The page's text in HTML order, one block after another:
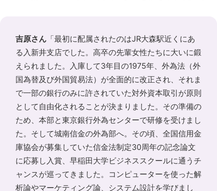
吉原さん 「最初に配属されたのはJR大森駅近くにあ
る入新井支店でした。高卒の先輩女性たちに大いに鍛
えられました。入庫して3年目の1975年、外為法（外
国為替及び外国貿易法）が全面的に改正され、それま
で一部の銀行のみに許されていた対外資本取引が原則
として自由化されることが決まりました。その準備の
ため、本部と東京銀行外為センターで研修を受けまし
た。そして城南信金の外為部へ。その頃、全国信用金
庫協会が募集していた信金法制定30周年の記念論文
に応募し入賞、早稲田大学ビジネススクールに通うチ
ャンスが巡ってきました。コンピューターを使った解
析論やマーケティング論、システム設計を学びまし